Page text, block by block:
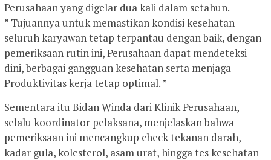
Perusahaan yang digelar dua kali dalam setahun.
” Tujuannya untuk memastikan kondisi kesehatan
seluruh karyawan tetap terpantau dengan baik, dengan
pemeriksaan rutin ini, Perusahaan dapat mendeteksi
dini, berbagai gangguan kesehatan serta menjaga
Produktivitas kerja tetap optimal. ”
Sementara itu Bidan Winda dari Klinik Perusahaan,
selalu koordinator pelaksana, menjelaskan bahwa
pemeriksaan ini mencangkup check tekanan darah,
kadar gula, kolesterol, asam urat, hingga tes kesehatan